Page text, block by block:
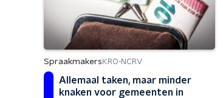
Spraakmakers KRO-NCRV
Allemaal taken, maar minder
knaken voor gemeenten in